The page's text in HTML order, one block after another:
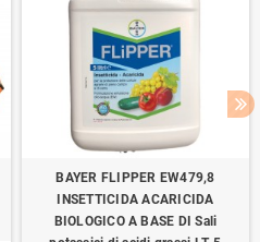
BAYER FLIPPER EW479,8
INSETTICIDA ACARICIDA
BIOLOGICO A BASE DI Sali